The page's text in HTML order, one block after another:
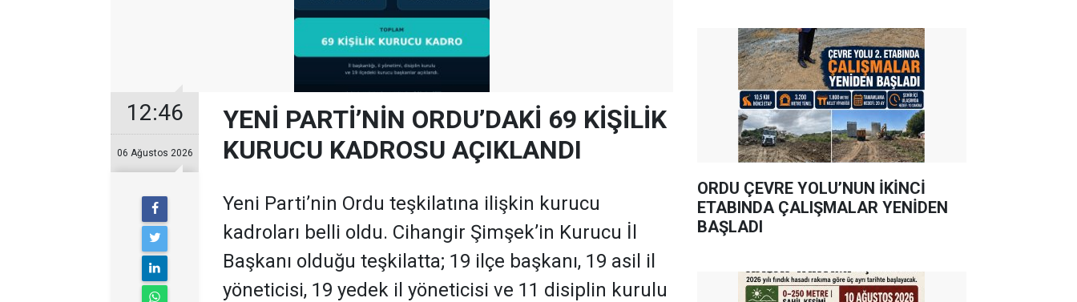
12:46
06 Ağustos 2026
YENİ PARTİ’NİN ORDU’DAKİ 69 KİŞİLİK
KURUCU KADROSU AÇIKLANDI
Yeni Parti’nin Ordu teşkilatına ilişkin kurucu
kadroları belli oldu. Cihangir Şimşek’in Kurucu İl
Başkanı olduğu teşkilatta; 19 ilçe başkanı, 19 asil il
yöneticisi, 19 yedek il yöneticisi ve 11 disiplin kurulu
ORDU ÇEVRE YOLU’NUN İKİNCİ
ETABINDA ÇALIŞMALAR YENİDEN
BAŞLADI